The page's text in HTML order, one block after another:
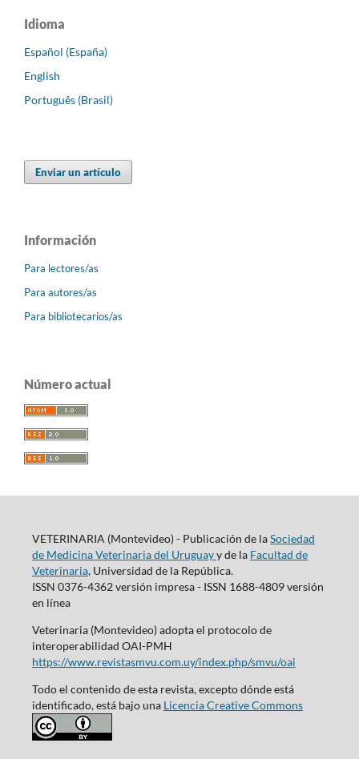
Idioma
Español (España)
English
Português (Brasil)
Enviar un artículo
Información
Para lectores/as
Para autores/as
Para bibliotecarios/as
Número actual
VETERINARIA (Montevideo) - Publicación de laSociedad
de Medicina Veterinaria del Uruguayy de la Facultad de
Veterinaria, Universidad de la República.
ISSN 0376-4362 versión impresa - ISSN 1688-4809 versión
en línea
Veterinaria (Montevideo) adopta el protocolo de
interoperabilidad OAI-PMH
https://www.revistasmvu.com.uy/index.php/smvu/oai
Todo el contenido de esta revista, excepto dónde está
identificado, está bajo una Licencia Creative Commons